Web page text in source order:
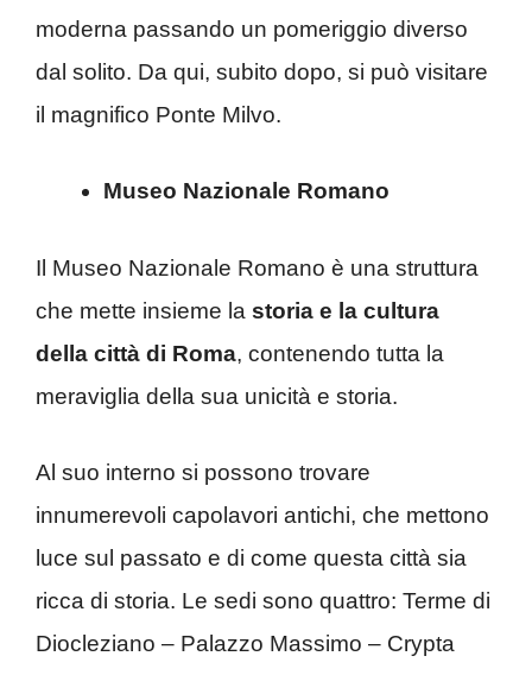
moderna passando un pomeriggio diverso
dal solito. Da qui, subito dopo, si può visitare
il magnifico Ponte Milvo.
Museo Nazionale Romano
Il Museo Nazionale Romano è una struttura
che mette insieme la storia e la cultura
della città di Roma, contenendo tutta la
meraviglia della sua unicità e storia.
Al suo interno si possono trovare
innumerevoli capolavori antichi, che mettono
luce sul passato e di come questa città sia
ricca di storia. Le sedi sono quattro: Terme di
Diocleziano – Palazzo Massimo – Crypta